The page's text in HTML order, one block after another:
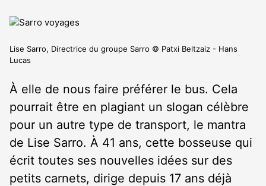
Lise Sarro, Directrice du groupe Sarro © Patxi Beltzaiz - Hans
Lucas
À elle de nous faire préférer le bus. Cela
pourrait être en plagiant un slogan célèbre
pour un autre type de transport, le mantra
de Lise Sarro. À 41 ans, cette bosseuse qui
écrit toutes ses nouvelles idées sur des
petits carnets, dirige depuis 17 ans déjà